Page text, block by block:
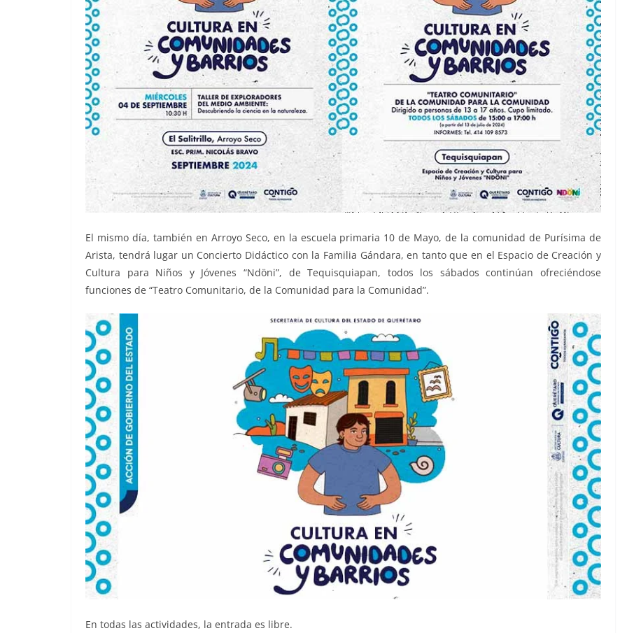
El mismo día, también en Arroyo Seco, en la escuela primaria 10 de Mayo, de la comunidad de Purísima de
Arista, tendrá lugar un Concierto Didáctico con la Familia Gándara, en tanto que en el Espacio de Creación y
Cultura para Niños y Jóvenes “Ndöni”, de Tequisquiapan, todos los sábados continúan ofreciéndose
funciones de “Teatro Comunitario, de la Comunidad para la Comunidad”.
En todas las actividades, la entrada es libre.